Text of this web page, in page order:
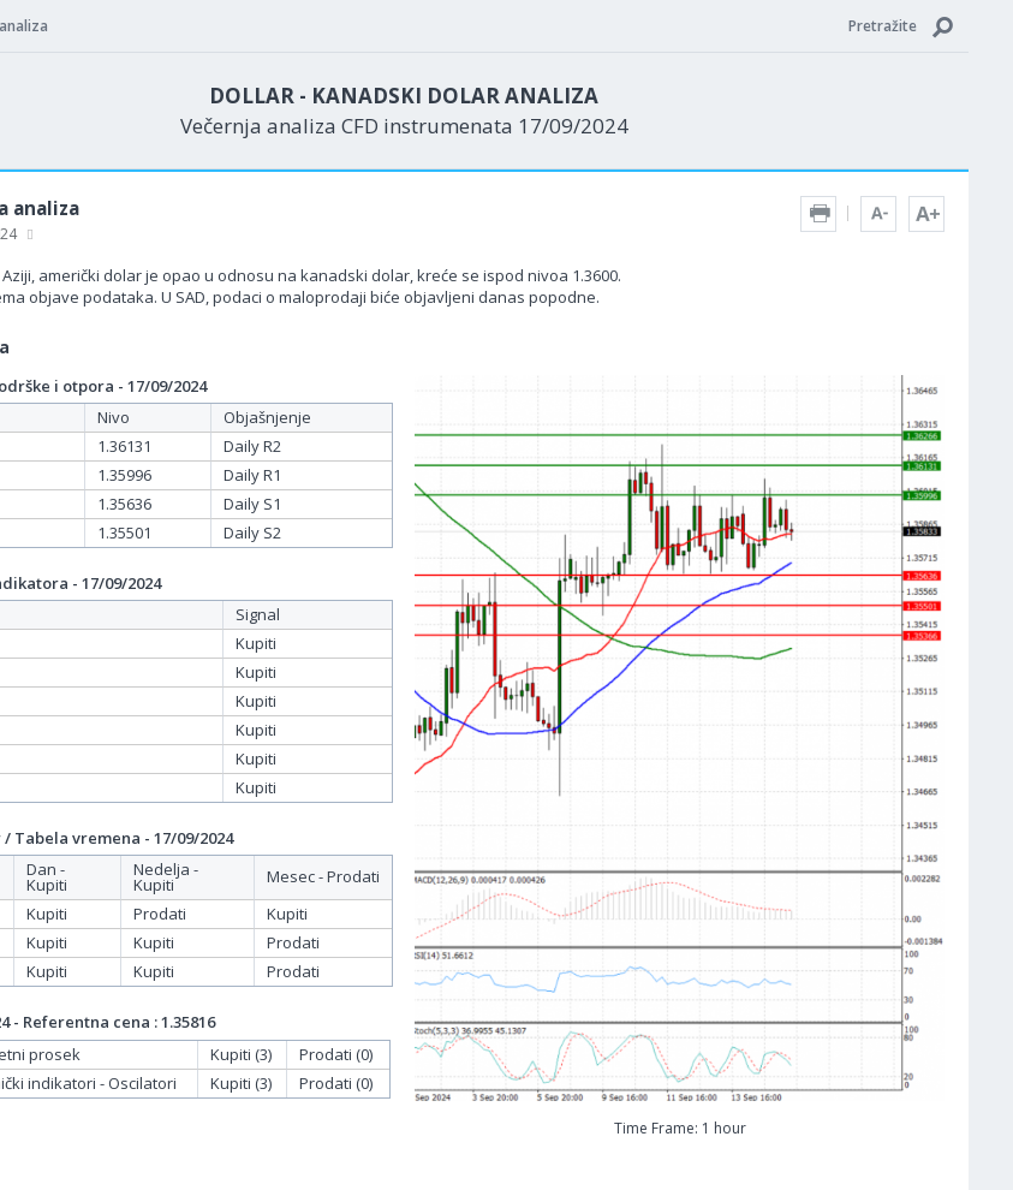
Pretražite
DOLLAR - KANADSKI DOLAR ANALIZA
Večernja analiza CFD instrumenata 17/09/2024
analiza
američki dolar je opao u odnosu na kanadski dolar, kreće se ispod nivoa 1.3600.
objave podataka. U SAD, podaci o maloprodaji biće objavljeni danas popodne.
Time Frame: 1 hour
i otpora - 17/09/2024
Nivo
Objašnjenje
1.36131
Daily R2
1.35996
Daily R1
1.35636
Daily S1
1.35501 Daily S2
- 17/09/2024
Signal
Kupiti
Kupiti
Kupiti
Kupiti
Kupiti
Kupiti
/ Tabela vremena - 17/09/2024
Dan -
Kupiti
Nedelja -
Kupiti
Mesec - Prodati
Kupiti Prodati
Kupiti
Kupiti Kupiti
Prodati
Kupiti Kupiti Prodati
- Referentna cena : 1.35816
prosek Kupiti (3)
Prodati (0)
indikatori - Oscilatori
Kupiti (3) Prodati (0)